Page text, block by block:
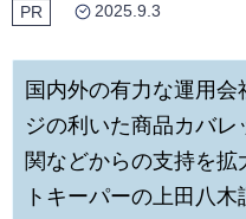
PR 2025.9.3
国内外の有力な運用
ジの利いた商品カバ
関などからの支持を
トキーパーの上田八